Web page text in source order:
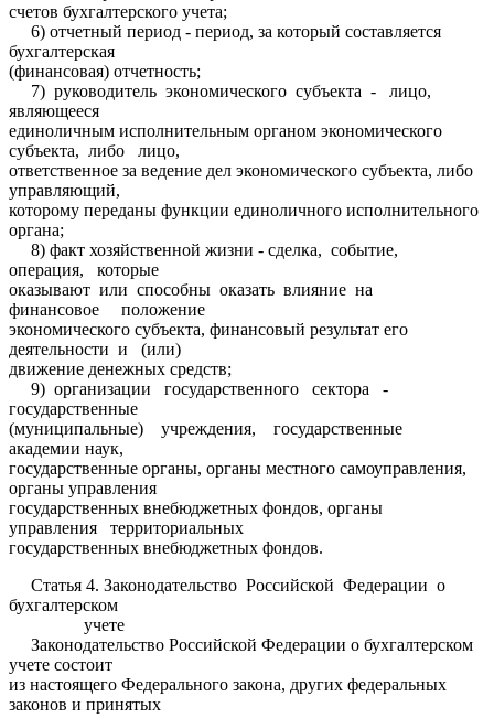
счетов бухгалтерского учета;
6) отчетный период - период, за который составляется
бухгалтерская
(финансовая) отчетность;
7) руководитель экономического субъекта - лицо,
являющееся
единоличным исполнительным органом экономического
субъекта, либо лицо,
ответственное за ведение дел экономического субъекта, либо
управляющий,
которому переданы функции единоличного исполнительного
органа;
8) факт хозяйственной жизни - сделка, событие,
операция, которые
оказывают или способны оказать влияние на
финансовое положение
экономического субъекта, финансовый результат его
деятельности и (или)
движение денежных средств;
9) организации государственного сектора -
государственные
(муниципальные) учреждения, государственные
академии наук,
государственные органы, органы местного самоуправления,
органы управления
государственных внебюджетных фондов, органы
управления территориальных
государственных внебюджетных фондов.
Статья 4. Законодательство Российской Федерации о
бухгалтерском
учете
Законодательство Российской Федерации о бухгалтерском
учете состоит
из настоящего Федерального закона, других федеральных
законов и принятых